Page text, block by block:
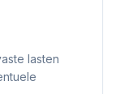
lasten